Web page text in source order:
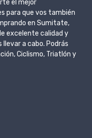
el mejor
para que vos también
en Sumitate,
excelente calidad y
a cabo. Podrás
Ciclismo, Triatlón y